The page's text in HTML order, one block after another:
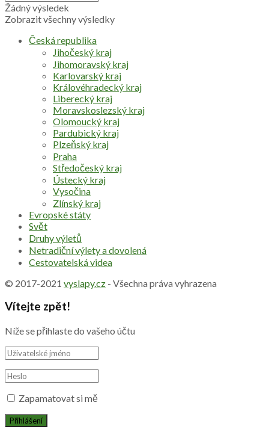
Žádný výsledek
Zobrazit všechny výsledky
Česká republika
Jihočeský kraj
Jihomoravský kraj
Karlovarský kraj
Královéhradecký kraj
Liberecký kraj
Moravskoslezský kraj
Olomoucký kraj
Pardubický kraj
Plzeňský kraj
Praha
Středočeský kraj
Ústecký kraj
Vysočina
Zlínský kraj
Evropské státy
Svět
Druhy výletů
Netradiční výlety a dovolená
Cestovatelská videa
© 2017-2021 vyslapy.cz - Všechna práva vyhrazena
Vítejte zpět!
Níže se přihlaste do vašeho účtu
Zapamatovat si mě